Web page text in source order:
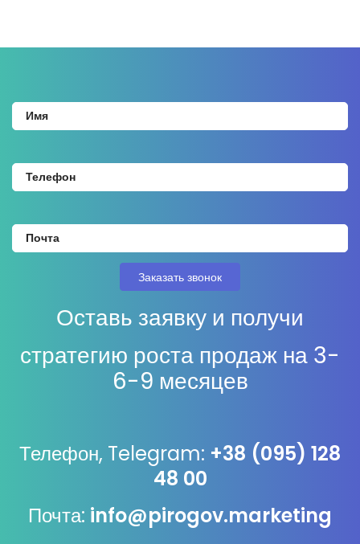
Оставь заявку и получи
стратегию роста продаж на 3-
6-9 месяцев
Телефон, Telegram: +38 (095) 128
48 00
Почта: info@pirogov.marketing